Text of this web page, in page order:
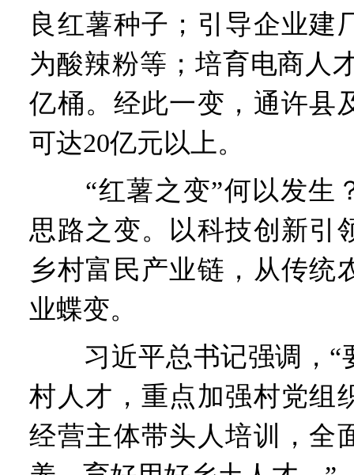
良红薯种子；引导企业建
为酸辣粉等；培育电商人
亿桶。经此一变，通许县
可达20亿元以上。
“红薯之变”何以发生
思路之变。以科技创新引
乡村富民产业链，从传统
业蝶变。
习近平总书记强调，“
村人才，重点加强村党组
经营主体带头人培训，全